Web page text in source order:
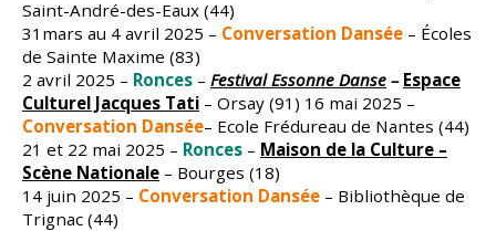
Saint-André-des-Eaux (44)
31mars au 4 avril 2025 – Conversation Dansée – Écoles
de Sainte Maxime (83)
2 avril 2025 – Ronces – Festival Essonne Danse – Espace
Culturel Jacques Tati – Orsay (91) 16 mai 2025 –
Conversation Dansée– Ecole Frédureau de Nantes (44)
21 et 22 mai 2025 – Ronces – Maison de la Culture –
Scène Nationale – Bourges (18)
14 juin 2025 – Conversation Dansée – Bibliothèque de
Trignac (44)